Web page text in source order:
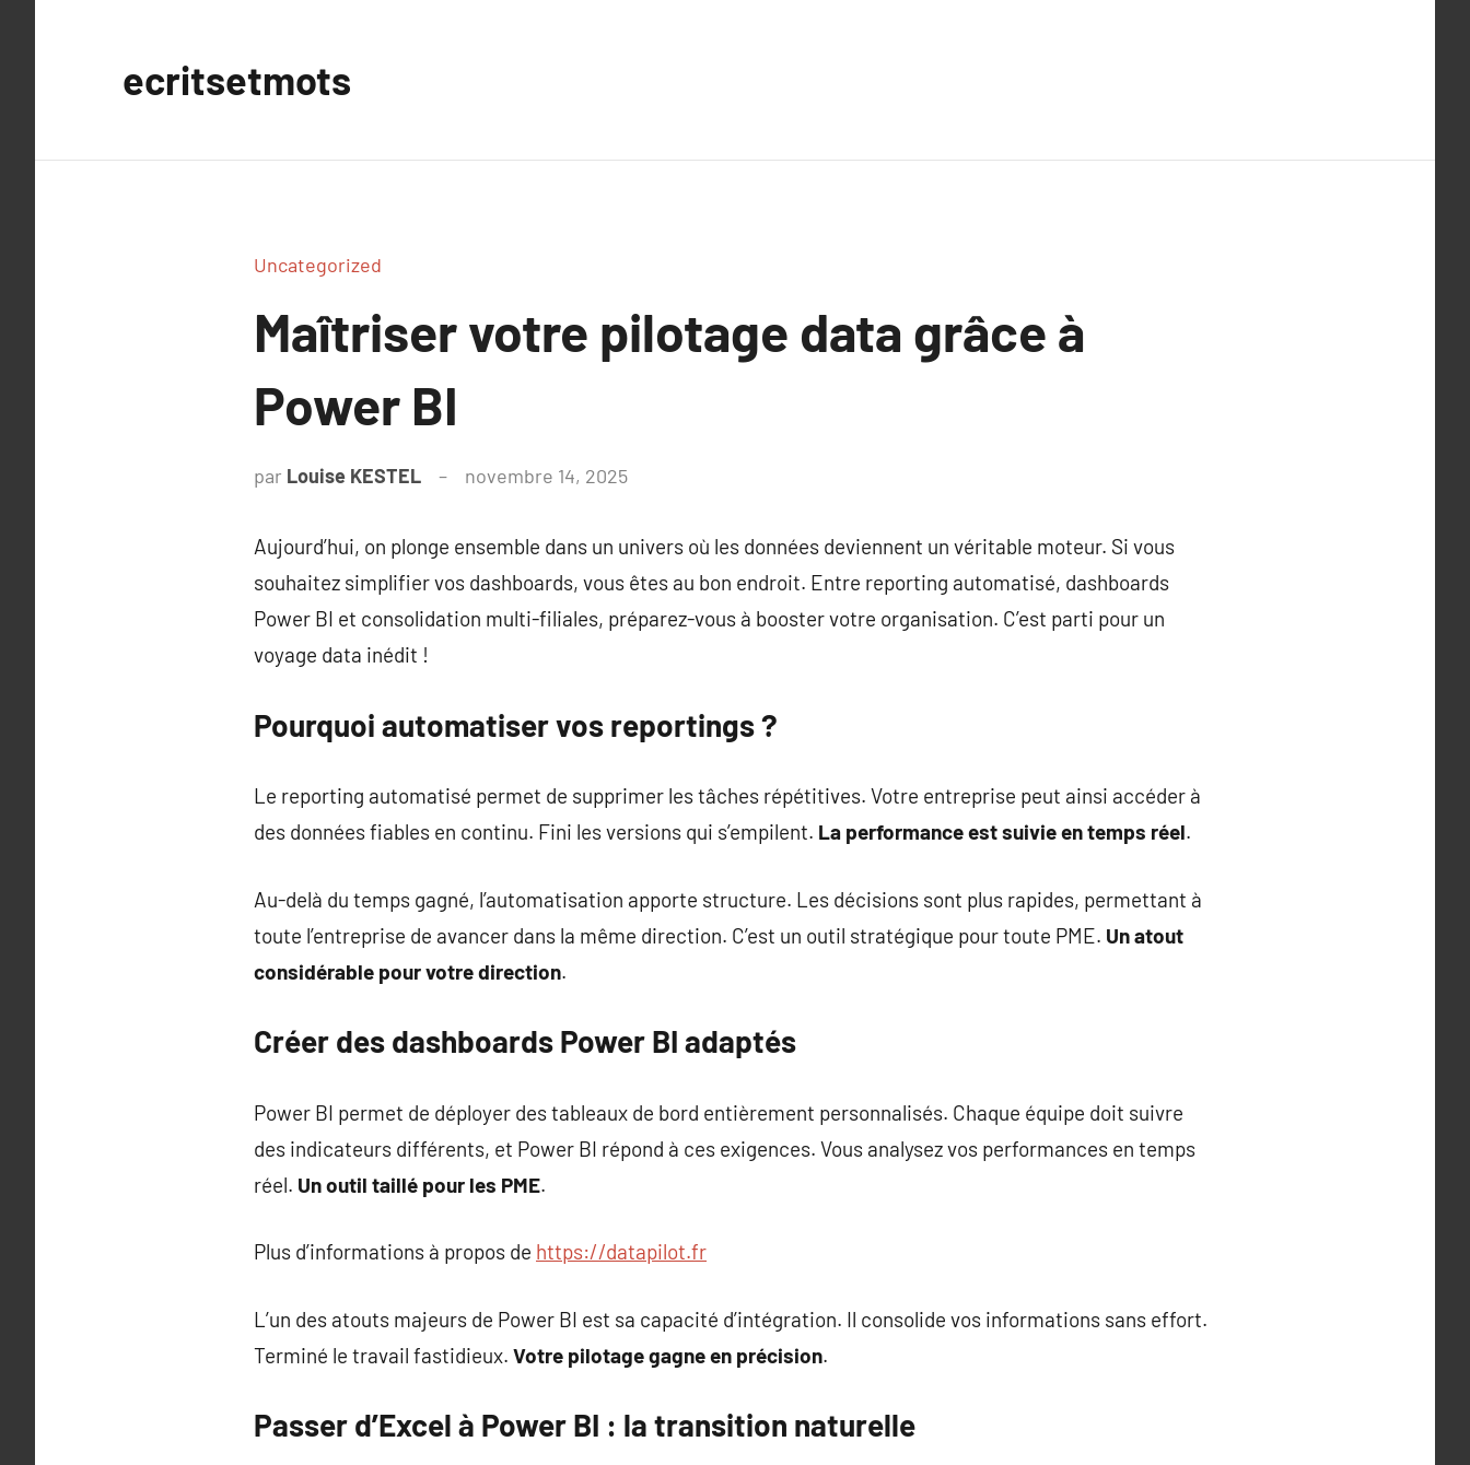
ecritsetmots
Uncategorized
Maîtriser votre pilotage data grâce à
Power BI
par Louise KESTEL novembre 14, 2025
Aujourd’hui, on plonge ensemble dans un univers où les données deviennent un véritable moteur. Si vous
souhaitez simplifier vos dashboards, vous êtes au bon endroit. Entre reporting automatisé, dashboards
Power BI et consolidation multi-filiales, préparez-vous à booster votre organisation. C’est parti pour un
voyage data inédit !
Pourquoi automatiser vos reportings ?
Le reporting automatisé permet de supprimer les tâches répétitives. Votre entreprise peut ainsi accéder à
des données fiables en continu. Fini les versions qui s’empilent. La performance est suivie en temps réel.
Au-delà du temps gagné, l’automatisation apporte structure. Les décisions sont plus rapides, permettant à
toute l’entreprise de avancer dans la même direction. C’est un outil stratégique pour toute PME. Un atout
considérable pour votre direction.
Créer des dashboards Power BI adaptés
Power BI permet de déployer des tableaux de bord entièrement personnalisés. Chaque équipe doit suivre
des indicateurs différents, et Power BI répond à ces exigences. Vous analysez vos performances en temps
réel. Un outil taillé pour les PME.
Plus d’informations à propos de https://datapilot.fr
L’un des atouts majeurs de Power BI est sa capacité d’intégration. Il consolide vos informations sans effort.
Terminé le travail fastidieux. Votre pilotage gagne en précision.
Passer d’Excel à Power BI : la transition naturelle